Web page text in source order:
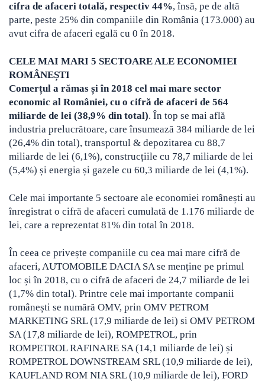
cifra de afaceri totală, respectiv 44%, însă, pe de altă
parte, peste 25% din companiile din România (173.000) au
avut cifra de afaceri egală cu 0 în 2018.
CELE MAI MARI 5 SECTOARE ALE ECONOMIEI
ROMÂNEȘTI
Comerțul a rămas și în 2018 cel mai mare sector
economic al României, cu o cifră de afaceri de 564
miliarde de lei (38,9% din total). În top se mai află
industria prelucrătoare, care însumează 384 miliarde de lei
(26,4% din total), transportul & depozitarea cu 88,7
miliarde de lei (6,1%), construcțiile cu 78,7 miliarde de lei
(5,4%) și energia și gazele cu 60,3 miliarde de lei (4,1%).
Cele mai importante 5 sectoare ale economiei românești au
înregistrat o cifră de afaceri cumulată de 1.176 miliarde de
lei, care a reprezentat 81% din total în 2018.
În ceea ce privește companiile cu cea mai mare cifră de
afaceri, AUTOMOBILE DACIA SA se menține pe primul
loc și în 2018, cu o cifră de afaceri de 24,7 miliarde de lei
(1,7% din total). Printre cele mai importante companii
românești se numără OMV, prin OMV PETROM
MARKETING SRL (17,9 miliarde de lei) si OMV PETROM
SA (17,8 miliarde de lei), ROMPETROL, prin
ROMPETROL RAFINARE SA (14,1 miliarde de lei) și
ROMPETROL DOWNSTREAM SRL (10,9 miliarde de lei),
KAUFLAND ROM NIA SRL (10,9 miliarde de lei), FORD